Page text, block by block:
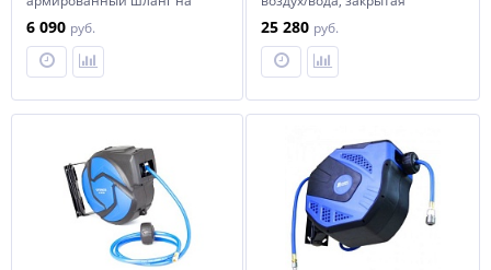
6 090 руб.
20бар
25 280 руб.